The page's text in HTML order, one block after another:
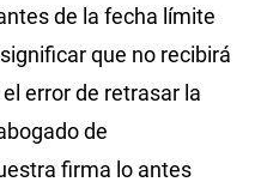
de la fecha límite
que no recibirá
error de retrasar la
de
firma lo antes